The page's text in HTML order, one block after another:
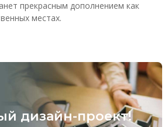
прекрасным дополнением как
местах.
дизайн-проект!